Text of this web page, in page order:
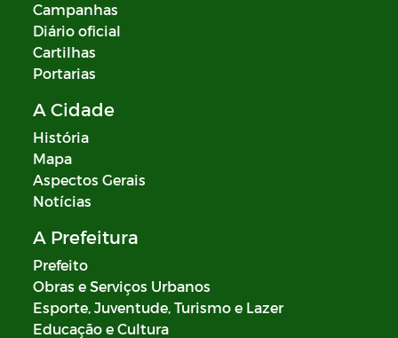
Campanhas
Diário oficial
Cartilhas
Portarias
A Cidade
História
Mapa
Aspectos Gerais
Notícias
A Prefeitura
Prefeito
Obras e Serviços Urbanos
Esporte, Juventude, Turismo e Lazer
Educação e Cultura